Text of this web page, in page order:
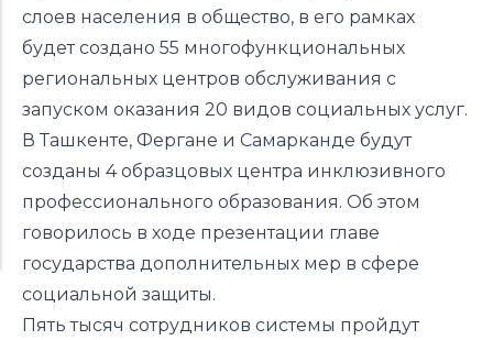
слоев населения в общество, в его рамках
будет создано 55 многофункциональных
региональных центров обслуживания с
запуском оказания 20 видов социальных услуг.
В Ташкенте, Фергане и Самарканде будут
созданы 4 образцовых центра инклюзивного
профессионального образования. Об этом
говорилось в ходе презентации главе
государства дополнительных мер в сфере
социальной защиты.
Пять тысяч сотрудников системы пройдут